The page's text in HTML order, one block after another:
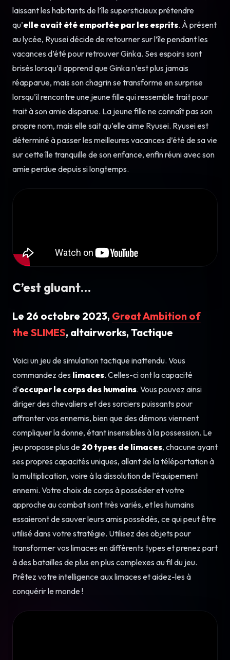
laissant les habitants de l’île supersticieux prétendre
qu’elle avait été emportée par les esprits. À présent
au lycée, Ryusei décide de retourner sur l’île pendant les
vacances d’été pour retrouver Ginka. Ses espoirs sont
brisés lorsqu’il apprend que Ginka n’est plus jamais
réapparue, mais son chagrin se transforme en surprise
lorsqu’il rencontre une jeune fille qui ressemble trait pour
trait à son amie disparue. La jeune fille ne connaît pas son
propre nom, mais elle sait qu’elle aime Ryusei. Ryusei est
déterminé à passer les meilleures vacances d’été de sa vie
sur cette île tranquille de son enfance, enfin réuni avec son
amie perdue depuis si longtemps.
C’est gluant…
Le 26 octobre 2023, Great Ambition of
the SLIMES, altairworks, Tactique
Voici un jeu de simulation tactique inattendu. Vous
commandez des limaces. Celles-ci ont la capacité
d’occuper le corps des humains. Vous pouvez ainsi
diriger des chevaliers et des sorciers puissants pour
affronter vos ennemis, bien que des démons viennent
compliquer la donne, étant insensibles à la possession. Le
jeu propose plus de 20 types de limaces, chacune ayant
ses propres capacités uniques, allant de la téléportation à
la multiplication, voire à la dissolution de l’équipement
ennemi. Votre choix de corps à posséder et votre
approche au combat sont très variés, et les humains
essaieront de sauver leurs amis possédés, ce qui peut être
utilisé dans votre stratégie. Utilisez des objets pour
transformer vos limaces en différents types et prenez part
à des batailles de plus en plus complexes au fil du jeu.
Prêtez votre intelligence aux limaces et aidez-les à
conquérir le monde !